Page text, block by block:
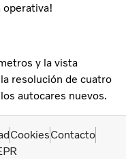
operativa!
y la vista
resolución de cuatro
autocares nuevos.
CookiesContacto